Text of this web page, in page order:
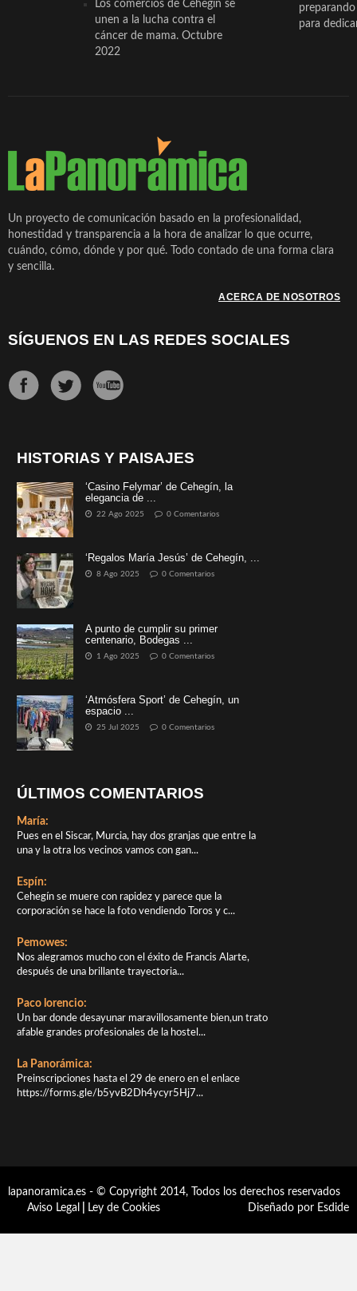
Los comercios de Cehegín se
unen a la lucha contra el
cáncer de mama. Octubre
2022
para
Un proyecto de comunicación basado en la profesionalidad,
honestidad y transparencia a la hora de analizar lo que ocurre,
cuándo, cómo, dónde y por qué. Todo contado de una forma clara
y sencilla.
ACERCA DE NOSOTROS
SÍGUENOS EN LAS REDES SOCIALES
HISTORIAS Y PAISAJES
‘Casino Felymar’ de Cehegín, la
elegancia de ...
22 Ago 2025 0 Comentarios
‘Regalos María Jesús’ de Cehegín, ...
8 Ago 2025 0 Comentarios
A punto de cumplir su primer
centenario, Bodegas ...
1 Ago 2025 0 Comentarios
‘Atmósfera Sport’ de Cehegín, un
espacio ...
25 Jul 2025 0 Comentarios
ÚLTIMOS COMENTARIOS
María:
Pues en el Siscar, Murcia, hay dos granjas que entre la
una y la otra los vecinos vamos con gan...
Espín:
Cehegín se muere con rapidez y parece que la
corporación se hace la foto vendiendo Toros y c...
Pemowes:
Nos alegramos mucho con el éxito de Francis Alarte,
después de una brillante trayectoria...
Paco lorencio:
Un bar donde desayunar maravillosamente bien,un trato
afable grandes profesionales de la hostel...
La Panorámica:
Preinscripciones hasta el 29 de enero en el enlace
https://forms.gle/b5yvB2Dh4ycyr5Hj7...
lapanoramica.es - © Copyright 2014, Todos los derechos reservados
Aviso Legal
Ley de Cookies Diseñado por Esdide